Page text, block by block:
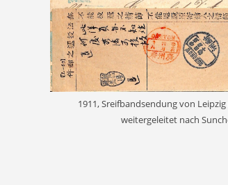
1911, Sreifbandsendung von
weitergeleitet nach